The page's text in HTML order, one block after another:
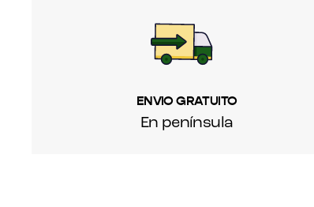
ENVIO GRATUITO
En península